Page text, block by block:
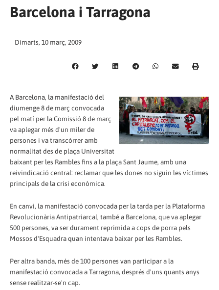
Barcelona i Tarragona
Dimarts, 10 març, 2009
A Barcelona, la manifestació del
diumenge 8 de març convocada
pel matí per la Comissió 8 de març
va aplegar més d'un miler de
persones i va transcòrrer amb
normalitat des de plaça Universitat
baixant per les Rambles fins a la plaça Sant Jaume, amb una
reivindicació central: reclamar que les dones no siguin les víctimes
principals de la crisi econòmica.
En canvi, la manifestació convocada per la tarda per la Plataforma
Revolucionària Antipatriarcal, també a Barcelona, que va aplegar
500 persones, va ser durament reprimida a cops de porra pels
Mossos d'Esquadra quan intentava baixar per les Rambles.
Per altra banda, més de 100 persones van participar a la
manifestació convocada a Tarragona, després d'uns quants anys
sense realitzar-se'n cap.